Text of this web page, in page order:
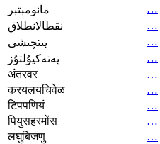
مانومېتېر
…
نقطالانطلاق
…
يىتچىشى
…
پەتەكيۇلتۇز
…
अंतरवर
…
करयलयचिवेळ
…
टिपपणियं
…
पियुसहरमोंस
…
लघुबिजणु
…